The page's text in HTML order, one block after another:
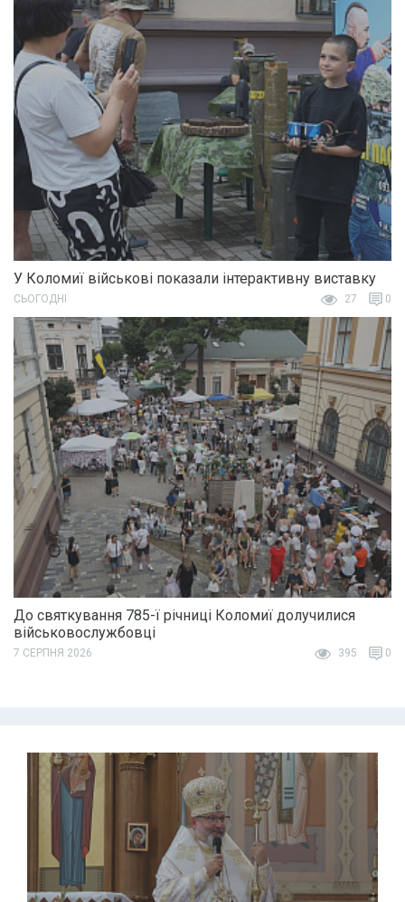
У Коломиї військові показали інтерактивну виставку
СЬОГОДНІ 27 0
До святкування 785-ї річниці Коломиї долучилися
військовослужбовці
7 СЕРПНЯ 2026 395 0